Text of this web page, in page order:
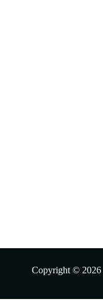
Copyright © 2026